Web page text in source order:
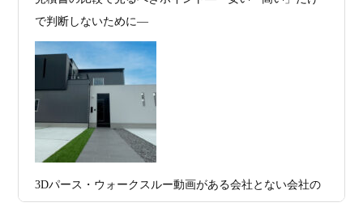
デザイン住宅
2026年07月11
日
京都・滋賀で注文住宅を建てるなら、建
プラン、相談・3D設計で理想の家づくり
日
由なのか
2025年度 京都・滋賀の注文住宅モニター募
お問合せ有難う御座いました。京都市北区I様,京都市中京
区K様,京都市右京区S様,滋賀県大津市T様,京都市中京区A
様,京都市山科区E様,滋賀県大津市S様,滋賀県草津市D様,
京都市中京区M様,京都市北区M様,京都市上京区T様,京都
市中京区E様,滋賀県大津市T様,滋賀県大津市A様,京都市
山科区Y様,京都市中京区I様,京都市山科区D様,滋賀県草津
市S様,京都市北区A様,京都府宇治市I様,京都市中京区N様,
で判断しないために―
3Dパース・ウォークスルー動画がある会社とない会社の